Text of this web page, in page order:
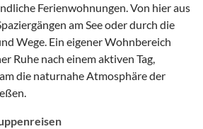
Ferienwohnungen. Von hier aus
am See oder durch die
Wege. Ein eigener Wohnbereich
Ruhe nach einem aktiven Tag,
die naturnahe Atmosphäre der